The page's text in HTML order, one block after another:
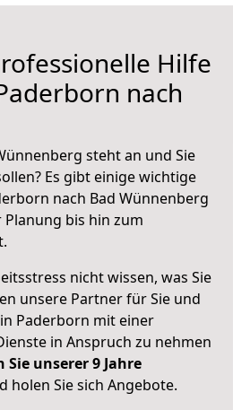
Hilfe
nach
steht an und Sie
Es gibt einige wichtige
nach Bad Wünnenberg
bis hin zum
nicht wissen, was Sie
unsere Partner für Sie und
in Paderborn mit einer
in Anspruch zu nehmen
Sie unserer 9 Jahre
holen Sie sich Angebote.